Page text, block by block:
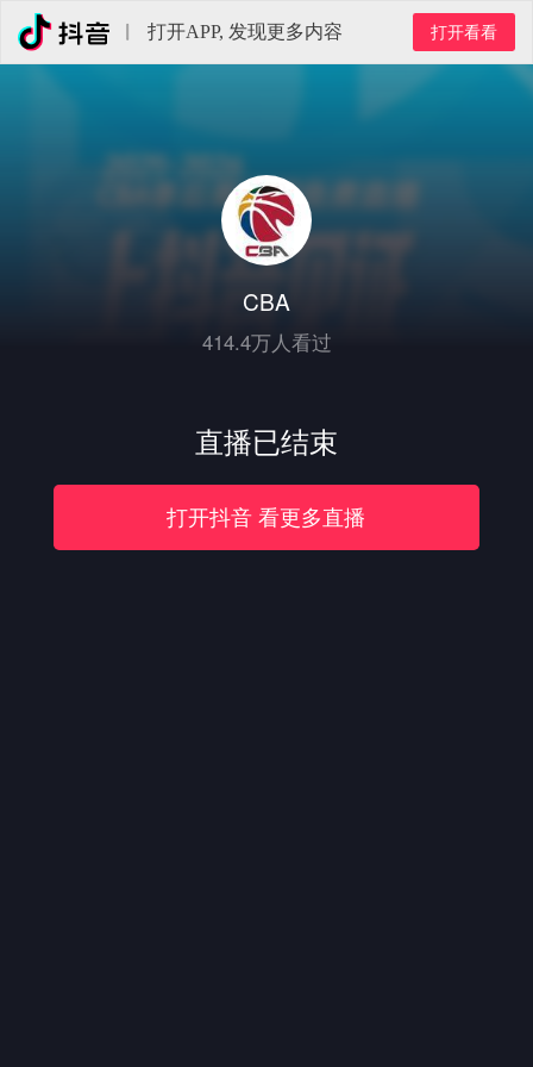
打开APP, 发现更多内容 打开看看
CBA
414.4万人看过
直播已结束
打开抖音 看更多直播